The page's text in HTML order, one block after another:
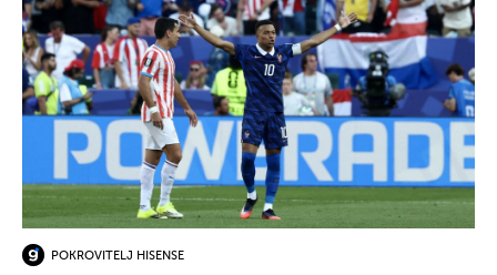
POKROVITELJ HISENSE